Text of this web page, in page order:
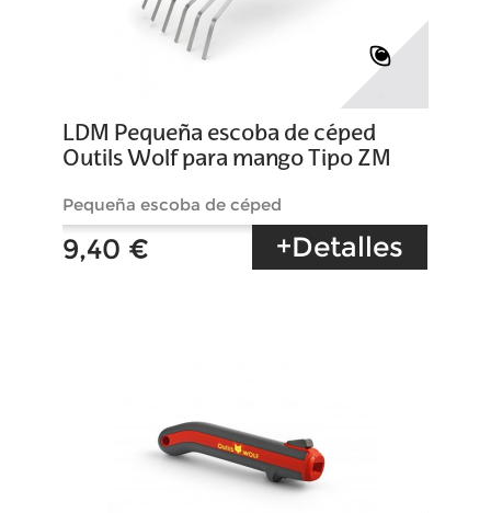
LDM Pequeña escoba de céped
Outils Wolf para mango Tipo ZM
Pequeña escoba de céped
9,40 € +Detalles